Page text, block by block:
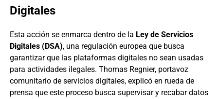
Digitales
Esta acción se enmarca dentro de la Ley de Servicios
Digitales (DSA), una regulación europea que busca
garantizar que las plataformas digitales no sean usadas
para actividades ilegales. Thomas Regnier, portavoz
comunitario de servicios digitales, explicó en rueda de
prensa que este proceso busca supervisar y recabar datos